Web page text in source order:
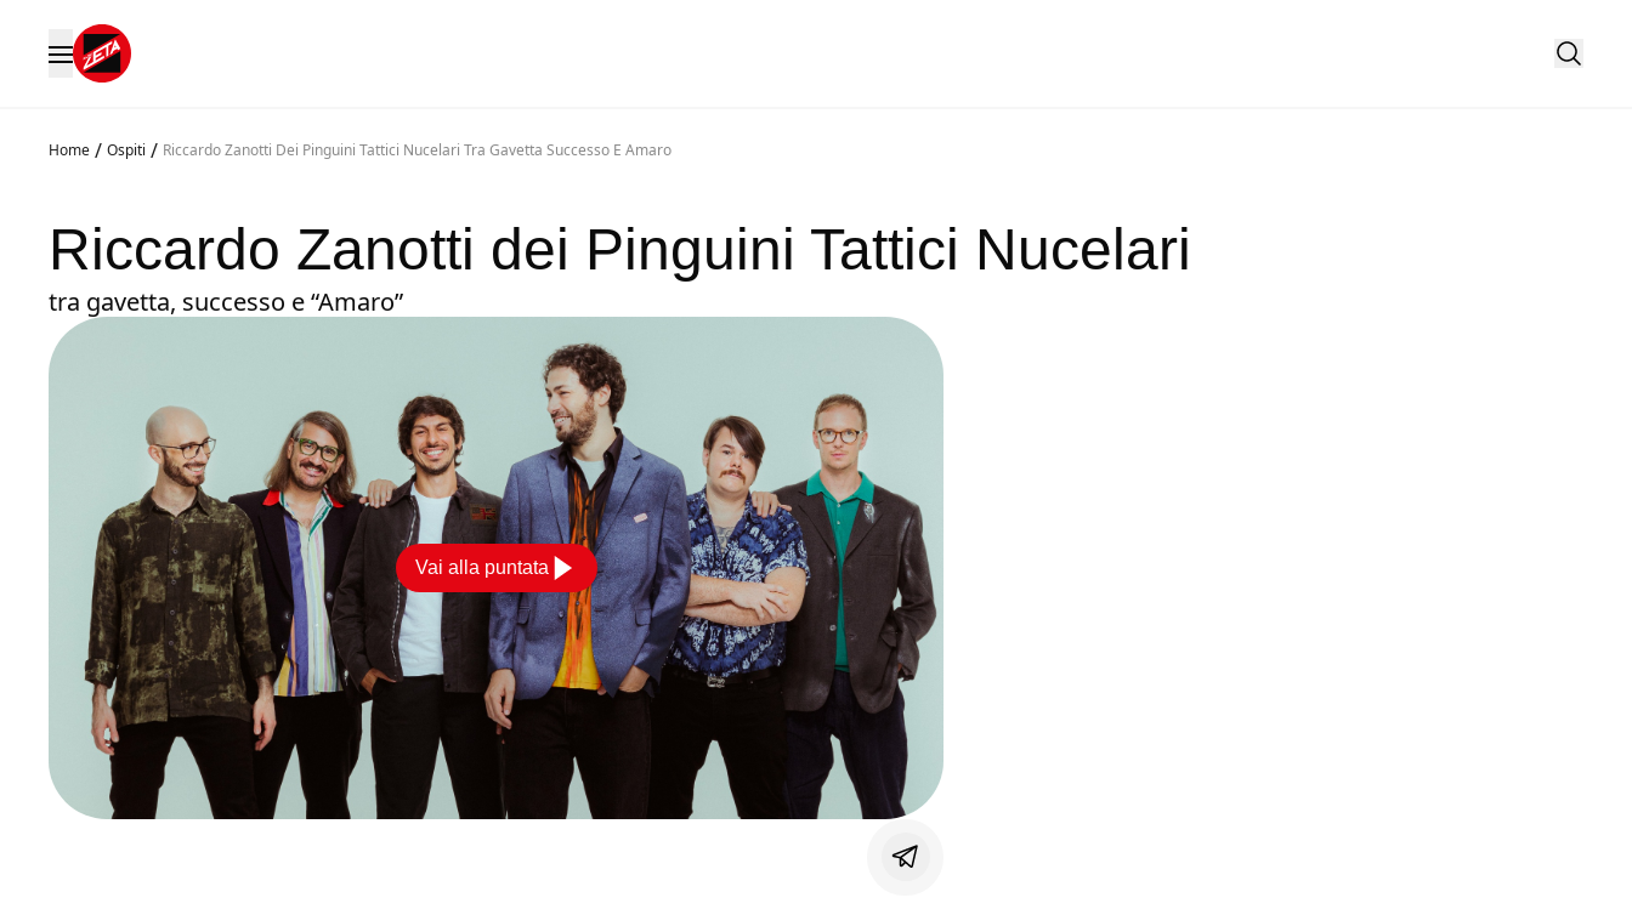
Home / Ospiti / Riccardo Zanotti Dei Pinguini Tattici Nucelari Tra Gavetta Successo E Amaro
Riccardo Zanotti dei Pinguini Tattici Nucelari
tra gavetta, successo e “Amaro”
Vai alla puntata